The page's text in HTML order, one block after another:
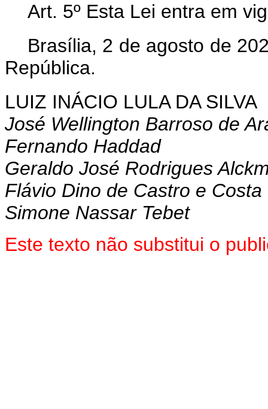
Art. 5º Esta Lei entra em
Brasília, 2 de agosto de
República.
LUIZ INÁCIO LULA DA SILVA
José Wellington Barroso de
Fernando Haddad
Geraldo José Rodrigues
Flávio Dino de Castro e Costa
Simone Nassar Tebet
Este texto não substitui o